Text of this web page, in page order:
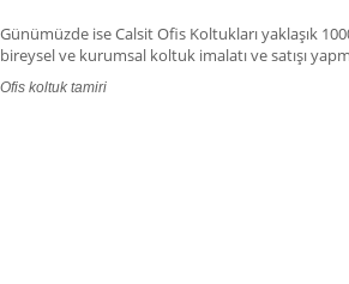
Günümüzde ise Calsit Ofis Koltukları yaklaşık
bireysel ve kurumsal koltuk imalatı ve satışı
Ofis koltuk tamiri